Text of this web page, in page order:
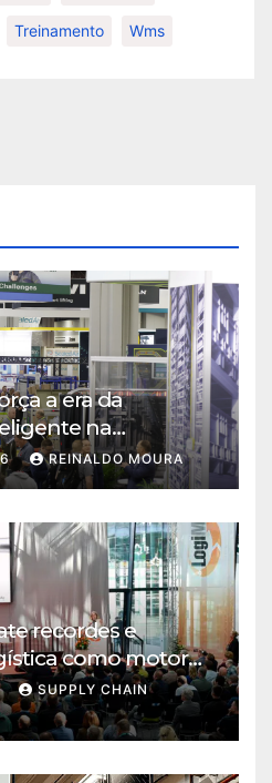
Treinamento Wms
a era da
na
REINALDO MOURA
recordes e
como motor
de incerteza
SUPPLY CHAIN